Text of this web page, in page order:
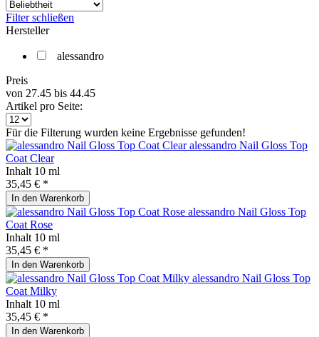
Filter schließen
Hersteller
alessandro
Preis
von 27.45 bis 44.45
Artikel pro Seite:
Für die Filterung wurden keine Ergebnisse gefunden!
alessandro Nail Gloss Top
Coat Clear
Inhalt 10 ml
35,45 € *
In den Warenkorb
alessandro Nail Gloss Top
Coat Rose
Inhalt 10 ml
35,45 € *
In den Warenkorb
alessandro Nail Gloss Top
Coat Milky
Inhalt 10 ml
35,45 € *
In den Warenkorb